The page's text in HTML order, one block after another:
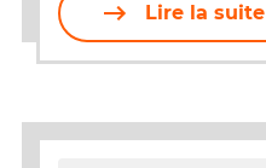
Lire la suite